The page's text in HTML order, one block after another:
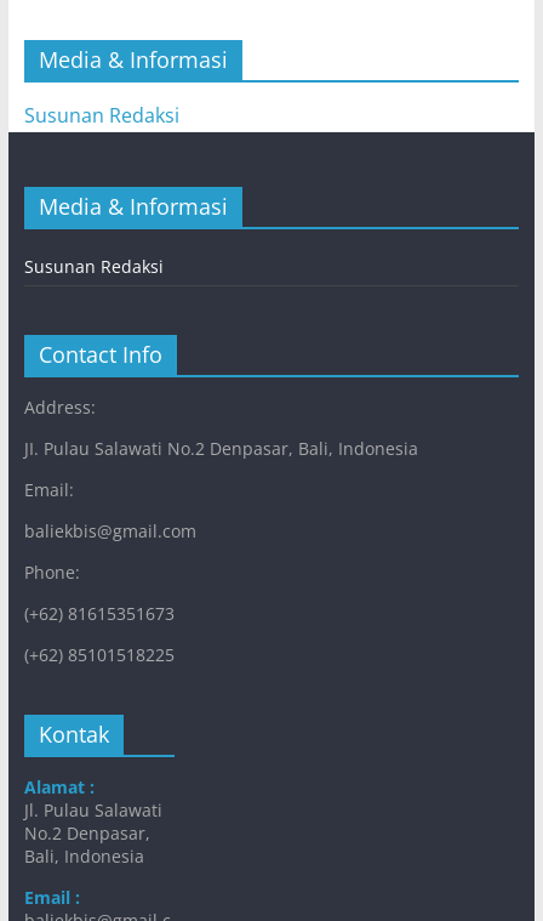
Media & Informasi
Susunan Redaksi
Media & Informasi
Susunan Redaksi
Contact Info
Address:
JI. Pulau Salawati No.2 Denpasar, Bali, Indonesia
Email:
baliekbis@gmail.com
Phone:
(+62) 81615351673
(+62) 85101518225
Kontak
Alamat :
Jl. Pulau Salawati
No.2 Denpasar,
Bali, Indonesia
Email :